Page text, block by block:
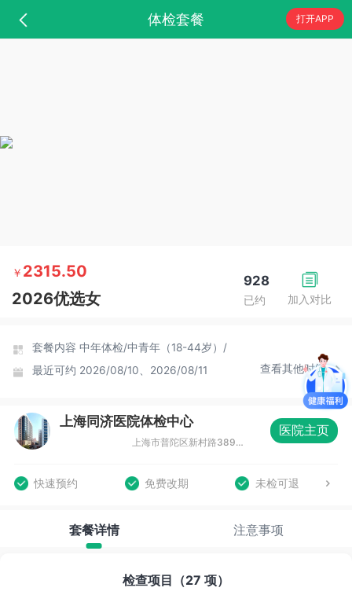
体检套餐 打开APP
加入对比
928
已约
￥ 2315.50
2026优选女
套餐内容 中年体检/中青年（18-44岁）/
最近可约 2026/08/10、2026/08/11 查看其他时间
上海同济医院体检中心
上海市普陀区新村路389号（同济医院本部）甘泉楼4号楼三楼东面
医院主页
快速预约 免费改期 未检可退
套餐详情 注意事项
检查项目（27 项）